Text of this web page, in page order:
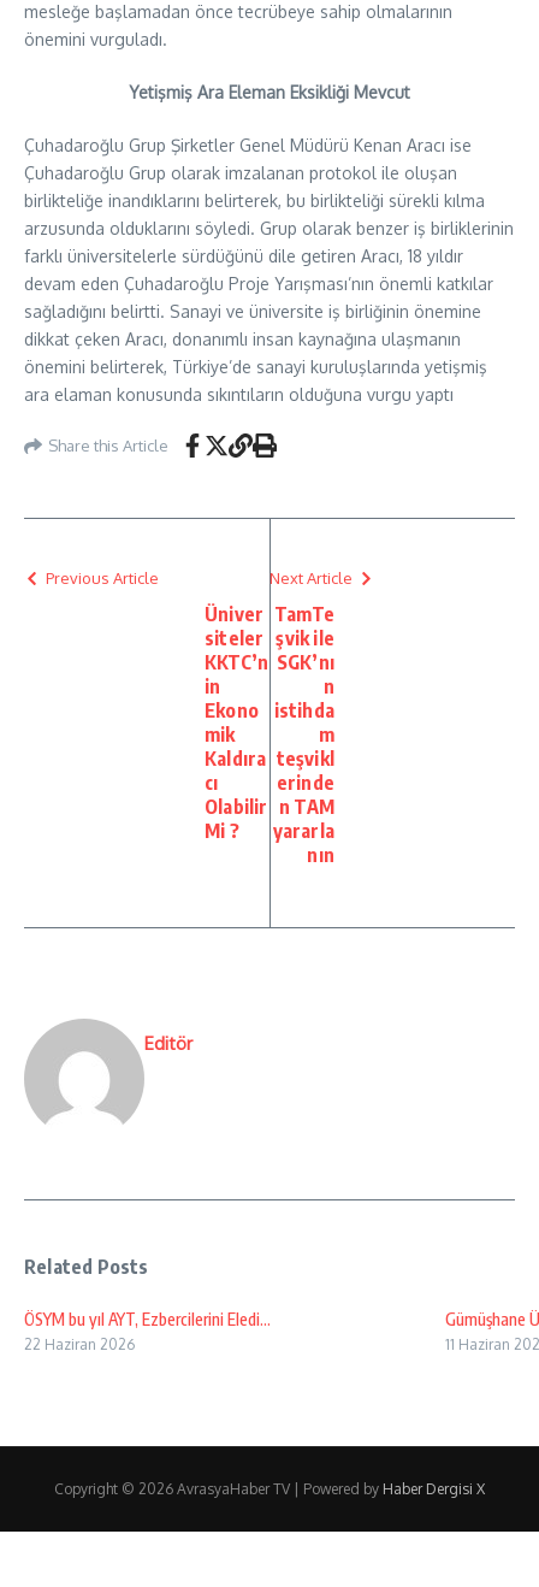
mesleğe başlamadan önce tecrübeye sahip olmalarının
önemini vurguladı.
Yetişmiş Ara Eleman Eksikliği Mevcut
Çuhadaroğlu Grup Şirketler Genel Müdürü Kenan Aracı ise
Çuhadaroğlu Grup olarak imzalanan protokol ile oluşan
birlikteliğe inandıklarını belirterek, bu birlikteliği sürekli kılma
arzusunda olduklarını söyledi. Grup olarak benzer iş birliklerinin
farklı üniversitelerle sürdüğünü dile getiren Aracı, 18 yıldır
devam eden Çuhadaroğlu Proje Yarışması’nın önemli katkılar
sağladığını belirtti. Sanayi ve üniversite iş birliğinin önemine
dikkat çeken Aracı, donanımlı insan kaynağına ulaşmanın
önemini belirterek, Türkiye’de sanayi kuruluşlarında yetişmiş
ara elaman konusunda sıkıntıların olduğuna vurgu yaptı
Share this Article
Previous Article
Üniver
siteler
KKTC’n
in
Ekono
mik
Kaldıra
cı
Olabilir
Mi ?
Next Article
TamTe
şvik ile
SGK’nı
n
istihda
m
teşvikl
erinde
n TAM
yararla
nın
Editör
Related Posts
ÖSYM bu yıl AYT, Ezbercilerini Eledi…
22 Haziran 2026
Gümüşhane
11 Haziran
Copyright © 2026 AvrasyaHaber TV | Powered by Haber Dergisi X